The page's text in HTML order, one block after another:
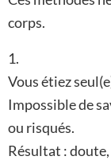
corps.
1.
Vous étiez
Impossible de
ou risqués.
Résultat :